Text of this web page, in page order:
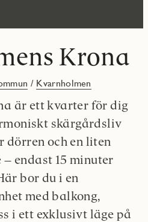
Krona
/ Kvarnholmen
är ett kvarter för dig
skärgårdsliv
dörren och en liten
endast 15 minuter
bor du i en
med balkong,
i ett exklusivt läge på